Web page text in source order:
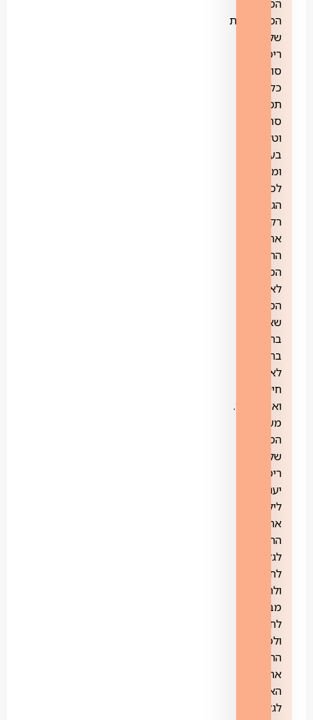
הסינון
המתקדמות
של
רימון
סורקות
כל
תמונה,
סרטון
וטקסט
בעמוד
ומגישות
לכם
הגולשים
רק
את
התוכן
המתאים
לאופי
הסינון
שאתם
בחרתם
בהתאם
לאורח
חייכם
ואמונתכם.
מערכות
הסינון
של
רימון
יעניקו
לילדיכם
את
החופש
לגלוש,
לחקור
ולהתנסות
מבלי
לחשוש,
ולכם
ההורים
את
האפשרות
לגלוש